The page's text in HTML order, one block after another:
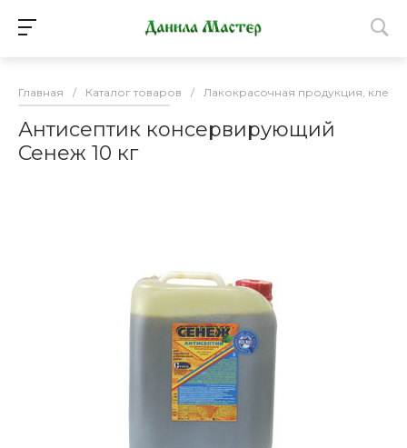
Главная / Каталог товаров / Лакокрасочная продукция, клей
Антисептик консервирующий
Сенеж 10 кг